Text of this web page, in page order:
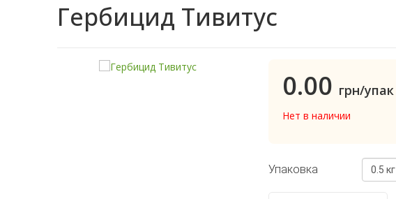
Гербицид Тивитус
0.00 грн/упак
Нет в наличии
Упаковка 0.5 кг